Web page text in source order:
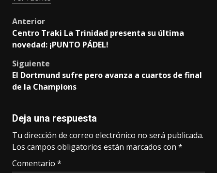
Post
navigation
Anterior
Centro Traki La Trinidad presenta su última
novedad: ¡PUNTO PÁDEL!
Siguiente
El Dortmund sufre pero avanza a cuartos de final
de la Champions
Deja una respuesta
Tu dirección de correo electrónico no será publicada.
Los campos obligatorios están marcados con *
Comentario *